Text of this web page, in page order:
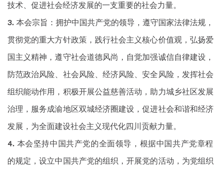
技术、促进社会经济发展的一支重要的社会力量。
本会宗旨：拥护中国共产党的领导，遵守国家法律法规，
贯彻党的重大方针政策，践行社会主义核心价值观，弘扬爱
国主义精神，遵守社会道德风尚，自觉加强诚信自律建设，
防范政治风险、社会风险、经济风险、安全风险，发挥社会
组织能动作用，积极开展公益慈善活动，助力城乡社区发展
治理，服务成渝地区双城经济圈建设，促进社会和谐和经济
发展，为全面建设社会主义现代化四川贡献力量。
本会坚持中国共产党的全面领导，根据中国共产党章程
的规定，设立中国共产党的组织，开展党的活动，为党组织